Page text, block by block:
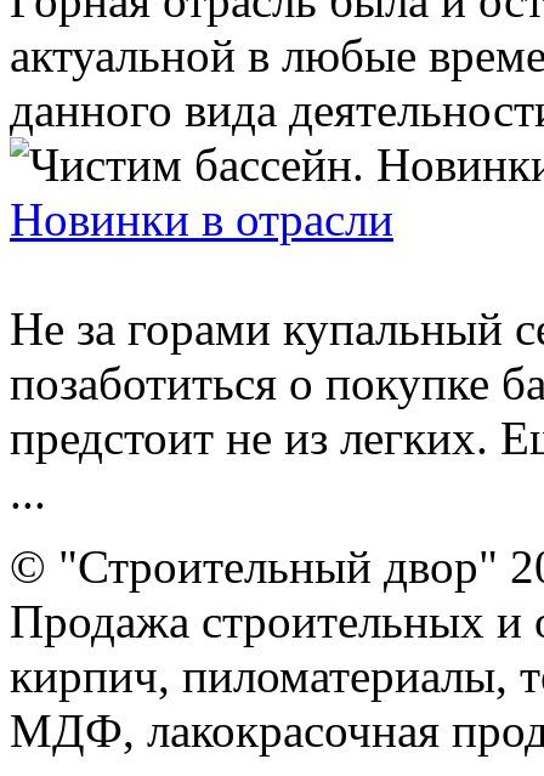
актуальной в любые
данного вида
Новинки в отрасли
Не за горами купальный
позаботиться о покупке
предстоит не из легких.
...
© "Строительный двор"
Продажа строительных и
кирпич, пиломатериалы,
МДФ, лакокрасочная